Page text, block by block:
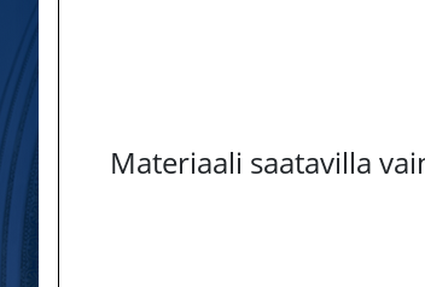
Materiaali saatavilla